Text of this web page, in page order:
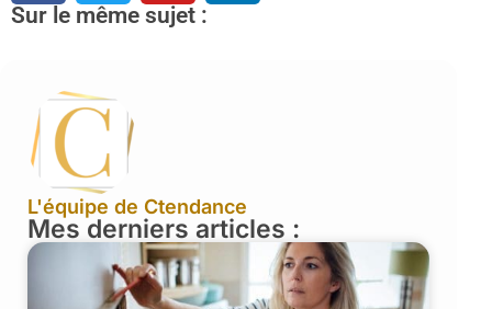
Sur le même sujet :
L'équipe de Ctendance
Mes derniers articles :